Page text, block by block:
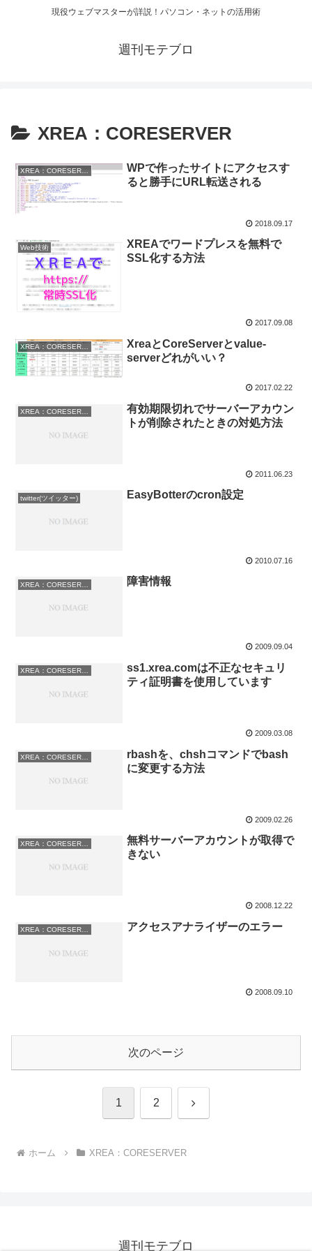
現役ウェブマスターが詳説！パソコン・ネットの活用術
週刊モテブロ
XREA：CORESERVER
XREA：CORESERVER
WPで作ったサイトにアクセスす
ると勝手にURL転送される
2018.09.17
Web技術
XREAでワードプレスを無料で
SSL化する方法
2017.09.08
XREA：CORESERVER
XreaとCoreServerとvalue-
serverどれがいい？
2017.02.22
XREA：CORESERVER
有効期限切れでサーバーアカウン
トが削除されたときの対処方法
2011.06.23
twitter(ツイッター) EasyBotterのcron設定
2010.07.16
XREA：CORESERVER 障害情報
2009.09.04
XREA：CORESERVER
ss1.xrea.comは不正なセキュリ
ティ証明書を使用しています
2009.03.08
XREA：CORESERVER
rbashを、chshコマンドでbash
に変更する方法
2009.02.26
XREA：CORESERVER
無料サーバーアカウントが取得で
きない
2008.12.22
XREA：CORESERVER アクセスアナライザーのエラー
2008.09.10
次のページ
1 2 次
ホーム XREA：CORESERVER
週刊モテブロ